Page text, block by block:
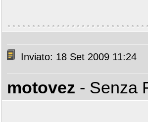
Inviato: 18 Set 2009 11:24
motovez - Senza